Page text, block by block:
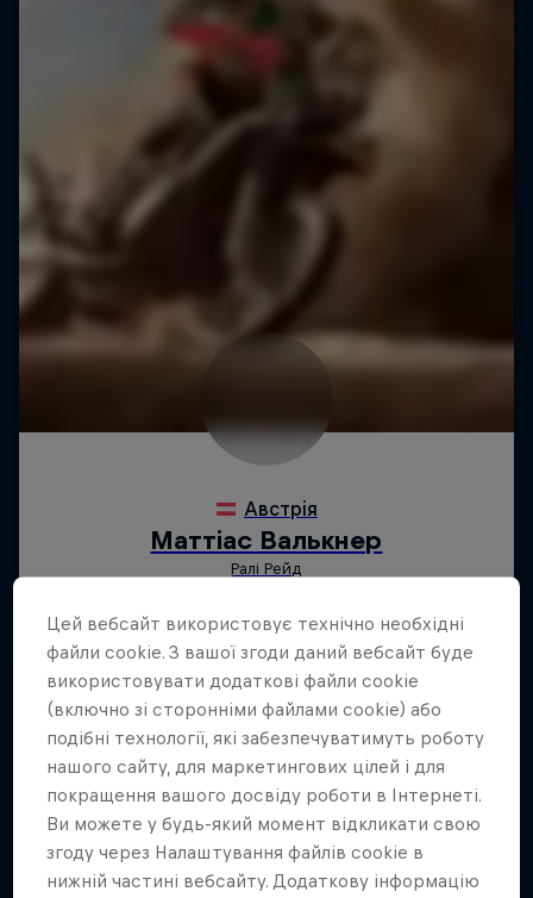
Цей вебсайт використовує технічно необхідні
файли cookie. З вашої згоди даний вебсайт буде
використовувати додаткові файли cookie
(включно зі сторонніми файлами cookie) або
подібні технології, які забезпечуватимуть роботу
нашого сайту, для маркетингових цілей і для
покращення вашого досвіду роботи в Інтернеті.
Ви можете у будь-який момент відкликати свою
згоду через Налаштування файлів cookie в
нижній частині вебсайту. Додаткову інформацію